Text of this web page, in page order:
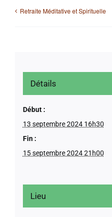
Retraite Méditative et Spirituelle
Détails
Début :
13 septembre 2024 16h30
Fin :
15 septembre 2024 21h00
Lieu